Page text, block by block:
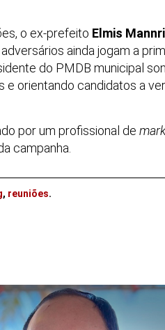
o ex-prefeito Elmis
ainda jogam a
do PMDB municipal
orientando candidatos a
por um profissional de
campanha.
, reuniões.